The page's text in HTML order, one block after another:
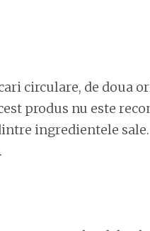
circulare, de doua
produs nu este
ingredientele sale.